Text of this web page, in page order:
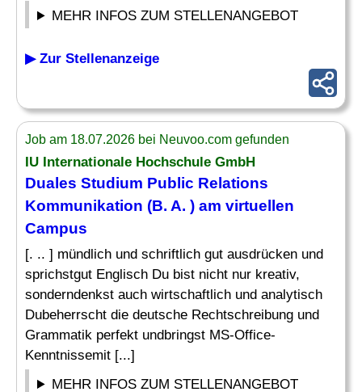
MEHR INFOS ZUM STELLENANGEBOT
▶ Zur Stellenanzeige
Job am 18.07.2026 bei Neuvoo.com gefunden
IU Internationale Hochschule GmbH
Duales Studium Public Relations
Kommunikation (B. A. ) am virtuellen
Campus
[. .. ] mündlich und schriftlich gut ausdrücken und
sprichstgut Englisch Du bist nicht nur kreativ,
sonderndenkst auch wirtschaftlich und analytisch
Dubeherrscht die deutsche Rechtschreibung und
Grammatik perfekt undbringst MS-Office-
Kenntnissemit [...]
MEHR INFOS ZUM STELLENANGEBOT